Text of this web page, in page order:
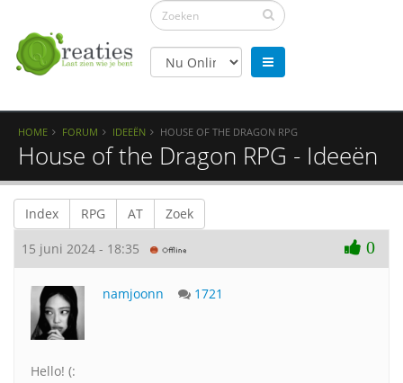
HOME FORUM IDEEËN HOUSE OF THE DRAGON RPG
House of the Dragon RPG - Ideeën
Index RPG AT Zoek
15 juni 2024 - 18:35 0
namjoonn 1721
Hello! (: